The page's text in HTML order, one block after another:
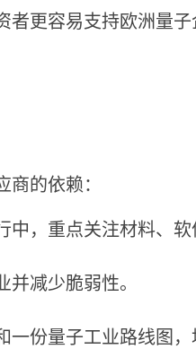
更容易支持欧洲量子
的依赖：
，重点关注材料、软
减少脆弱性。
份量子工业路线图，